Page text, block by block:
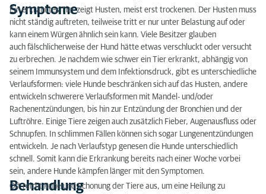
Symptome
Ein erkranktes Tier zeigt Husten, meist erst trockenen. Der Husten muss
nicht ständig auftreten, teilweise tritt er nur unter Belastung auf oder
kann einem Würgen ähnlich sein kann. Viele Besitzer glauben
auch fälschlicherweise der Hund hätte etwas verschluckt oder versucht
zu erbrechen. Je nachdem wie schwer ein Tier erkrankt, abhängig von
seinem Immunsystem und dem Infektionsdruck, gibt es unterschiedliche
Verlaufsformen: viele Hunde beschränken sich auf das Husten, andere
entwickeln schwerere Verlaufsformen mit Mandel- und/oder
Rachenentzündungen, bis hin zur Entzündung der Bronchien und der
Luftröhre. Einige Tiere zeigen auch zusätzlich Fieber, Augenausfluss oder
Schnupfen. In schlimmen Fällen können sich sogar Lungenentzündungen
entwickeln. Je nach Verlaufstyp genesen die Hunde unterschiedlich
schnell. Somit kann die Erkrankung bereits nach einer Woche vorbei
sein, andere Hunde kämpfen länger mit den Symptomen.
Behandlung
Oft reicht Ruhe und Schonung der Tiere aus, um eine Heilung zu